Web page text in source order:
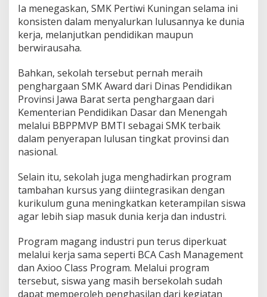
Ia menegaskan, SMK Pertiwi Kuningan selama ini
konsisten dalam menyalurkan lulusannya ke dunia
kerja, melanjutkan pendidikan maupun
berwirausaha.
Bahkan, sekolah tersebut pernah meraih
penghargaan SMK Award dari Dinas Pendidikan
Provinsi Jawa Barat serta penghargaan dari
Kementerian Pendidikan Dasar dan Menengah
melalui BBPPMVP BMTI sebagai SMK terbaik
dalam penyerapan lulusan tingkat provinsi dan
nasional.
Selain itu, sekolah juga menghadirkan program
tambahan kursus yang diintegrasikan dengan
kurikulum guna meningkatkan keterampilan siswa
agar lebih siap masuk dunia kerja dan industri.
Program magang industri pun terus diperkuat
melalui kerja sama seperti BCA Cash Management
dan Axioo Class Program. Melalui program
tersebut, siswa yang masih bersekolah sudah
dapat memperoleh penghasilan dari kegiatan